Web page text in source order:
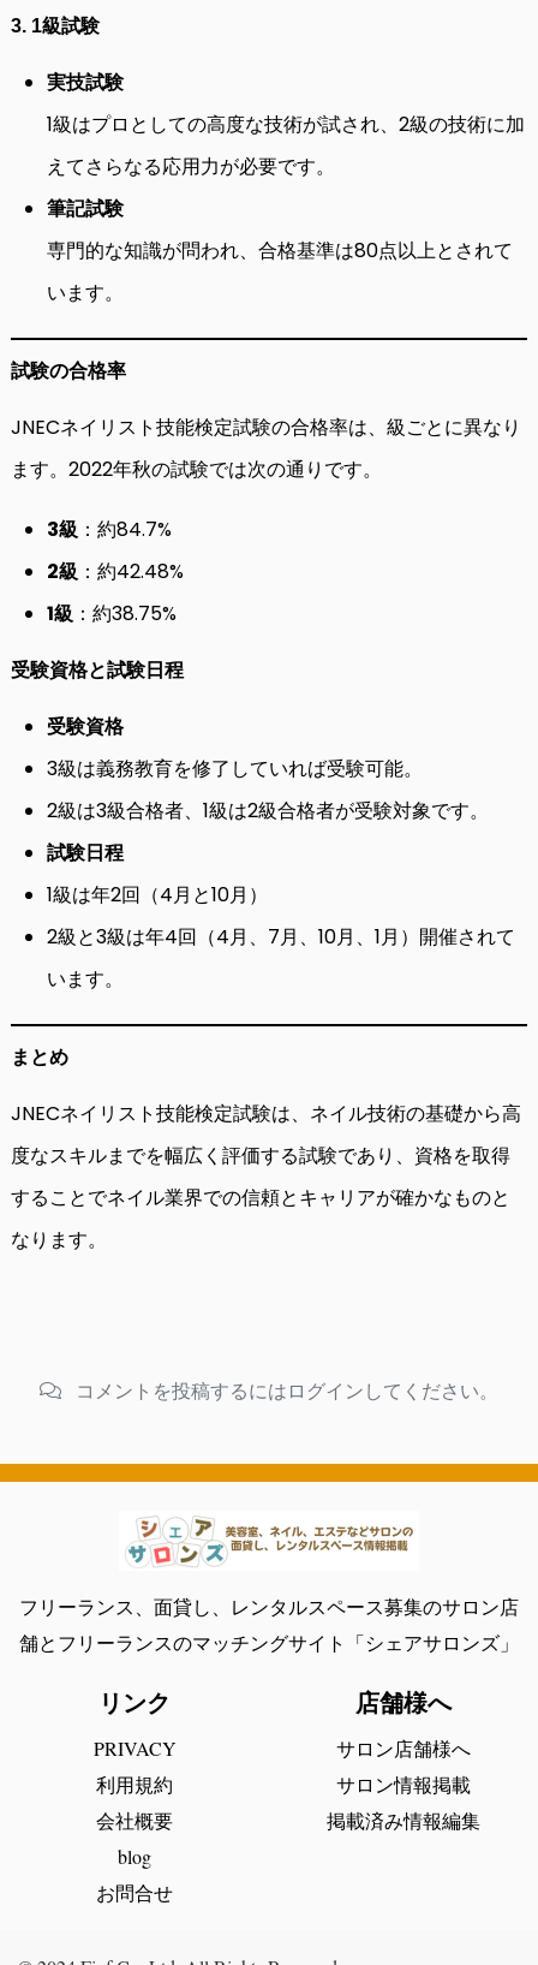
3. 1級試験
実技試験
1級はプロとしての高度な技術が試され、2級の技術に加
えてさらなる応用力が必要です。
筆記試験
専門的な知識が問われ、合格基準は80点以上とされて
います。
試験の合格率
JNECネイリスト技能検定試験の合格率は、級ごとに異なり
ます。2022年秋の試験では次の通りです。
3級 ：約84.7%
2級 ：約42.48%
1級 ：約38.75%
受験資格と試験日程
受験資格
3級は義務教育を修了していれば受験可能。
2級は3級合格者、1級は2級合格者が受験対象です。
試験日程
1級は年2回（4月と10月）
2級と3級は年4回（4月、7月、10月、1月）開催されて
います。
まとめ
JNECネイリスト技能検定試験は、ネイル技術の基礎から高
度なスキルまでを幅広く評価する試験であり、資格を取得
することでネイル業界での信頼とキャリアが確かなものと
なります。
コメントを投稿するにはログインしてください。
フリーランス、面貸し、レンタルスペース募集のサロン店
舗とフリーランスのマッチングサイト「シェアサロンズ」
リンク
PRIVACY
利用規約
会社概要
blog
お問合せ
店舗様へ
サロン店舗様へ
サロン情報掲載
掲載済み情報編集